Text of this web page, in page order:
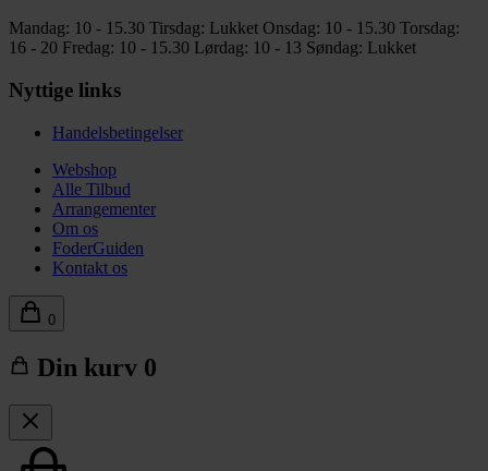
Mandag: 10 - 15.30 Tirsdag: Lukket Onsdag: 10 - 15.30 Torsdag:
16 - 20 Fredag: 10 - 15.30 Lørdag: 10 - 13 Søndag: Lukket
Nyttige links
Handelsbetingelser
Webshop
Alle Tilbud
Arrangementer
Om os
FoderGuiden
Kontakt os
0
Din kurv 0